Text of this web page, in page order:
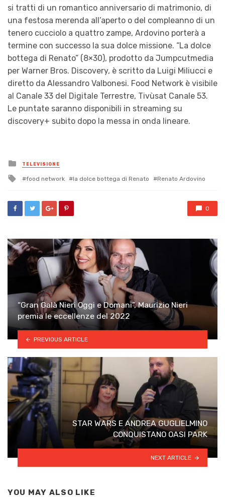
si tratti di un romantico anniversario di matrimonio, di
una festosa merenda all’aperto o del compleanno di un
tenero cucciolo a quattro zampe, Ardovino porterà a
termine con successo la sua dolce missione. “La dolce
bottega di Renato” (8×30), prodotto da Jumpcutmedia
per Warner Bros. Discovery, è scritto da Luigi Miliucci e
diretto da Alessandro Valbonesi. Food Network è visibile
al Canale 33 del Digitale Terrestre, Tivùsat Canale 53.
Le puntate saranno disponibili in streaming su
discovery+ subito dopo la messa in onda lineare.
Posted
in
TELEVISIONE
Tagged
food network la dolce bottega di Renato Renato Ardovino
0
“Gran Galà Nieri Oggi e Domani”, Maurizio Nieri
premia le eccellenze del 2022
PREVIOUS ARTICLE
STAR WARS E ANDREA GUGLIELMINO
CONQUISTANO OASI PARK
NEXT ARTICLE
YOU MAY ALSO LIKE